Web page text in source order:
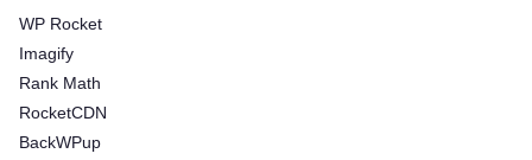
WP Rocket
Imagify
Rank Math
RocketCDN
BackWPup